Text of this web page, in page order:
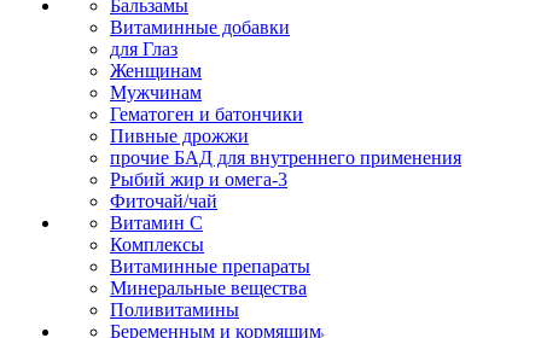
Бальзамы
Витаминные добавки
для Глаз
Женщинам
Мужчинам
Гематоген и батончики
Пивные дрожжи
прочие БАД для внутреннего применения
Рыбий жир и омега-3
Фиточай/чай
Витамин С
Комплексы
Витаминные препараты
Минеральные вещества
Поливитамины
Беременным и кормящим